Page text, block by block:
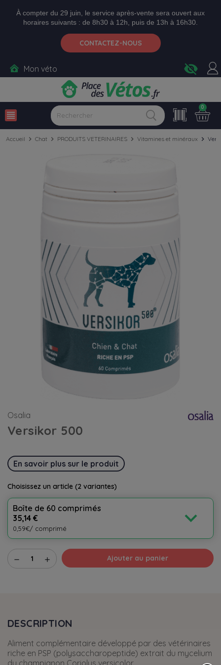
À compter du 29 juin, le service après-vente sera ouvert aux
horaires suivants : de 8h30 à 12h, puis de 13h à 16h30.
CONTACTEZ-NOUS
Mon véto visibility_off
view_headline
0
Accueil chevron_right Chat chevron_right PRODUITS VETERINAIRES chevron_right Vitamines et minéraux chevron_right
Osalia
Versikor 500
En savoir plus sur le produit
Choisissez un article (2 variantes)
Boîte de 60 comprimés
35,14 €
0,59€/ comprimé expand_more
remove add Ajouter au panier
DESCRIPTION
Aliment complémentaire développé par des vétérinaires
riche en PSP (polysaccharopeptide) extrait du mycelium
du champignon Coriolus versicolor.